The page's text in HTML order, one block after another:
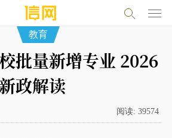
教育
批量新增专业 2026
政解读
阅读: 39574